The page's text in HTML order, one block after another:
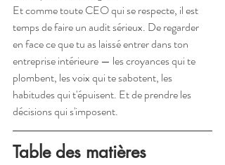
Et comme toute CEO qui se respecte, il est
temps de faire un audit sérieux. De regarder
en face ce que tu as laissé entrer dans ton
entreprise intérieure — les croyances qui te
plombent, les voix qui te sabotent, les
habitudes qui t'épuisent. Et de prendre les
décisions qui s'imposent.
Table des matières